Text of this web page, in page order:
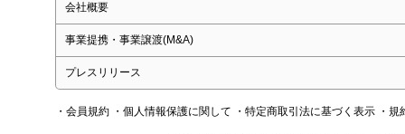
会社概要
事業提携・事業譲渡(M&A)
プレスリリース
・会員規約 ・個人情報保護に関して ・特定商取引法に基づく表示 ・規